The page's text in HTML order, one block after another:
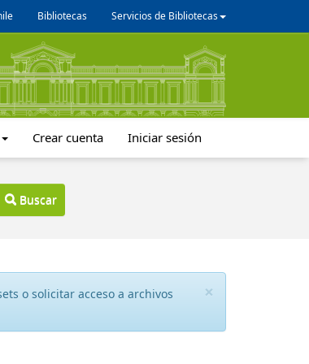
Bibliotecas Servicios de Bibliotecas
Crear cuenta Iniciar sesión
Buscar
×
o solicitar acceso a archivos